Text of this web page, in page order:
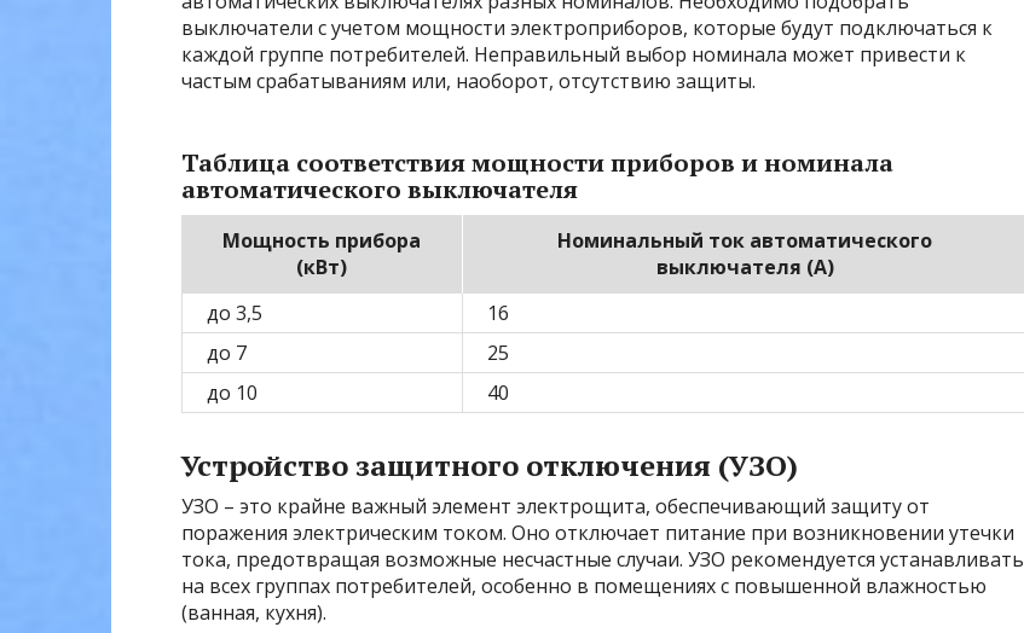
выключатели с учетом мощности электроприборов, которые будут подключаться к
каждой группе потребителей. Неправильный выбор номинала может привести к
частым срабатываниям или, наоборот, отсутствию защиты.
Таблица соответствия мощности приборов и номинала
автоматического выключателя
Мощность прибора
(кВт)
Номинальный ток автоматического
выключателя (А)
до 3,5
16
до 7
25
до 10
40
Устройство защитного отключения (УЗО)
УЗО – это крайне важный элемент электрощита, обеспечивающий защиту от
поражения электрическим током. Оно отключает питание при возникновении утечки
тока, предотвращая возможные несчастные случаи. УЗО рекомендуется устанавливать
на всех группах потребителей, особенно в помещениях с повышенной влажностью
(ванная, кухня).